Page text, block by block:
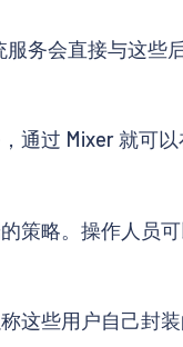
务会直接与这些
通过 Mixer 就可
策略。操作人员
这些用户自己封